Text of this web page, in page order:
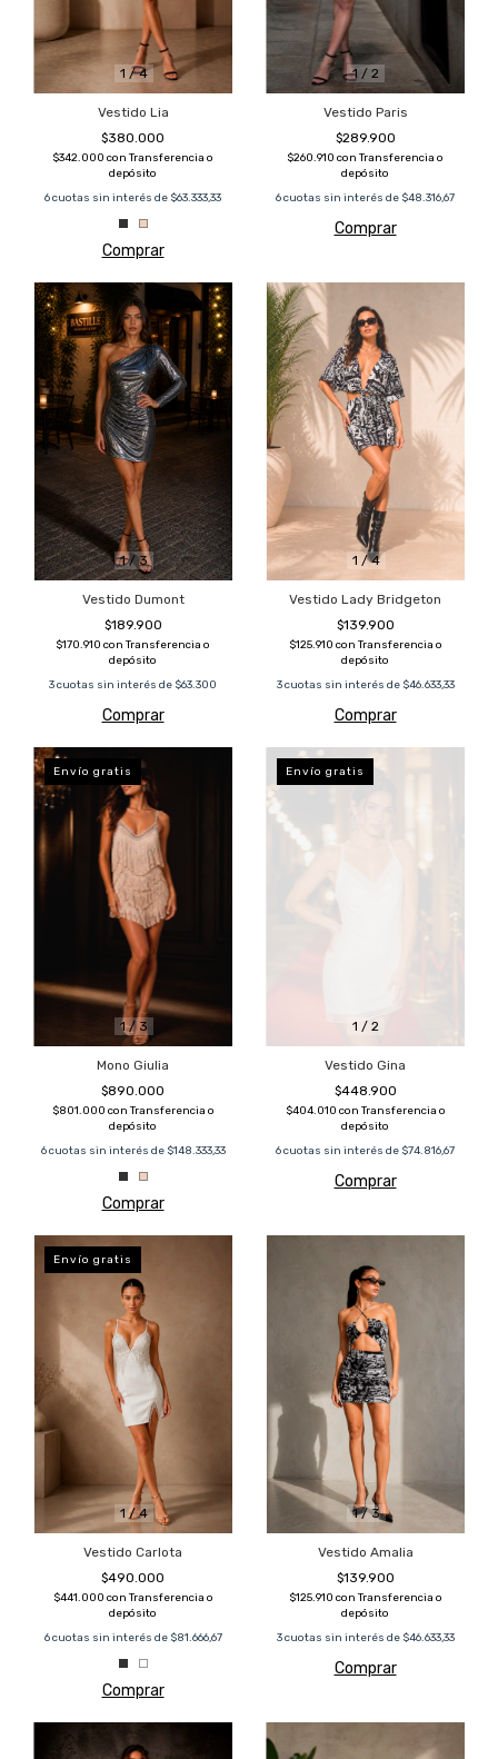
1 /4
Vestido Lia
$380.000
$342.000 con Transferencia o
depósito
6cuotas sin interés de $63.333,33
Comprar
1/ 2
Vestido Paris
$289.900
$260.910 con Transferencia o
depósito
6cuotas sin interés de $48.316,67
Comprar
1/3
Vestido Dumont
$189.900
$170.910 con Transferencia o
depósito
3cuotas sin interés de $63.300
Comprar
1 /4
Vestido Lady Bridgeton
$139.900
$125.910 con Transferencia o
depósito
3 cuotas sin interés de $46.633,33
Comprar
1/ 3
Envío gratis
Mono Giulia
$890.000
$801.000 con Transferencia o
depósito
6 cuotas sin interés de $148.333,33
Comprar
1 / 2
Envío gratis
Vestido Gina
$448.900
$404.010 con Transferencia o
depósito
6cuotas sin interés de $74.816,67
Comprar
1/4
Envío gratis
Vestido Carlota
$490.000
$441.000 con Transferencia o
depósito
6 cuotas sin interés de $81.666,67
Comprar
1/3
Vestido Amalia
$139.900
$125.910 con Transferencia o
depósito
3 cuotas sin interés de $46.633,33
Comprar